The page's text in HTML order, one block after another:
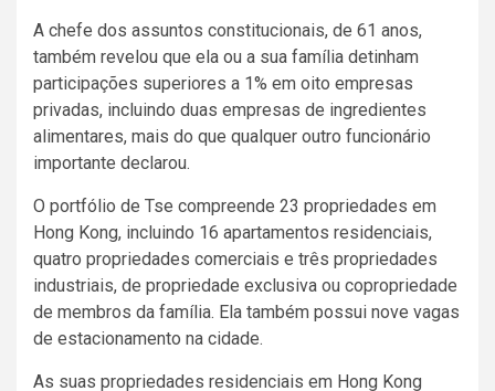
A chefe dos assuntos constitucionais, de 61 anos,
também revelou que ela ou a sua família detinham
participações superiores a 1% em oito empresas
privadas, incluindo duas empresas de ingredientes
alimentares, mais do que qualquer outro funcionário
importante declarou.
O portfólio de Tse compreende 23 propriedades em
Hong Kong, incluindo 16 apartamentos residenciais,
quatro propriedades comerciais e três propriedades
industriais, de propriedade exclusiva ou copropriedade
de membros da família. Ela também possui nove vagas
de estacionamento na cidade.
As suas propriedades residenciais em Hong Kong